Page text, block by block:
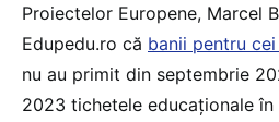
Proiectelor Europene, Marcel
Edupedu.ro că banii pentru
nu au primit din septembrie
2023 tichetele educaționale